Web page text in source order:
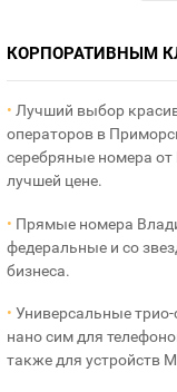
КОРПОРАТИВНЫМ
• Лучший выбор
операторов в
серебряные номера
лучшей цене.
• Прямые номера
федеральные и со
бизнеса.
• Универсальные
нано сим для
также для устройств